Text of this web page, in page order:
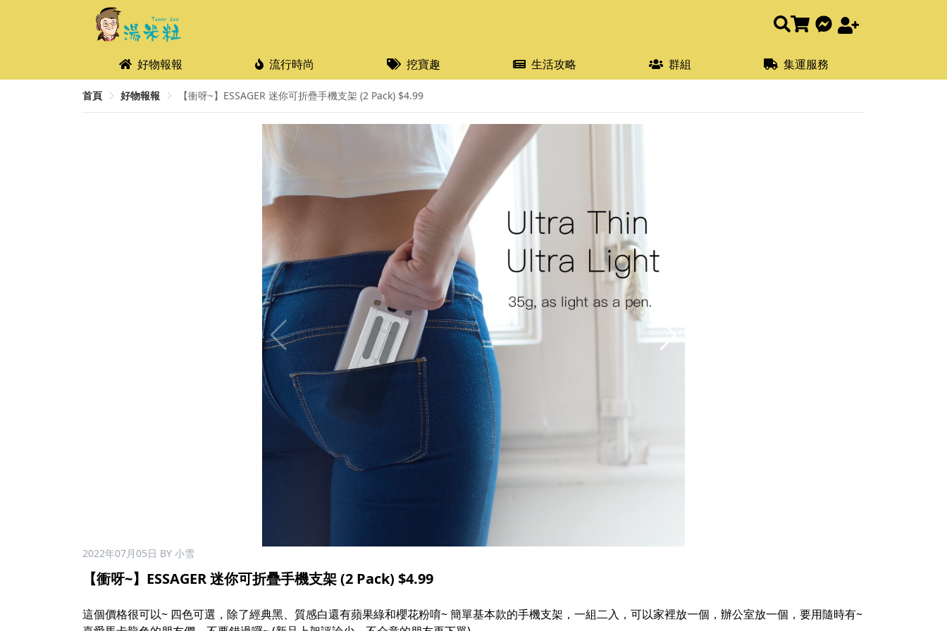
好物報報 流行時尚 挖寶趣 生活攻略 群組 集運服務
首頁 好物報報 【衝呀~】ESSAGER 迷你可折疊手機支架 (2 Pack) $4.99
2022年07月05日 BY 小雪
【衝呀~】ESSAGER 迷你可折疊手機支架 (2 Pack) $4.99
這個價格很可以~ 四色可選，除了經典黑、質感白還有蘋果綠和櫻花粉唷~ 簡單基本款的手機支架，一組二入，可以家裡放一個，辦公室放一個，要用隨時有~